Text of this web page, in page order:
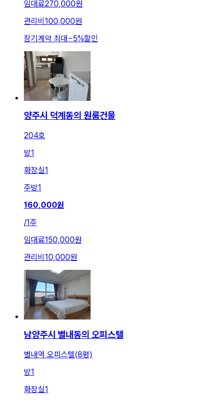
임대료270,000원
관리비 100,000원
장기계약 최대~5%할인
양주시 덕계동의 원룸건물
204호
방1
화장실1
주방1
160,000원
/1주
임대료150,000원
관리비 10,000원
남양주시 별내동의 오피스텔
별내역 오피스텔(8평)
방1
화장실1